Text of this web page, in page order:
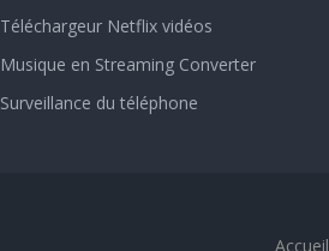
Téléchargeur Netflix vidéos
Musique en Streaming Converter
Surveillance du téléphone
Accueil